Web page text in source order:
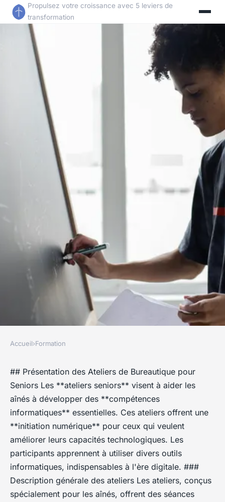
Propulsez votre croissance avec 5 leviers de
transformation
Initiation Bureautique en
Entreprise : Ateliers Spécial
Seniors pour Maîtriser le
Numérique
6 min de lecture
Accueil›Formation
## Présentation des Ateliers de Bureautique pour
Seniors Les **ateliers seniors** visent à aider les
aînés à développer des **compétences
informatiques** essentielles. Ces ateliers offrent une
**initiation numérique** pour ceux qui veulent
améliorer leurs capacités technologiques. Les
participants apprennent à utiliser divers outils
informatiques, indispensables à l'ère digitale. ###
Description générale des ateliers Les ateliers, conçus
spécialement pour les aînés, offrent des séances